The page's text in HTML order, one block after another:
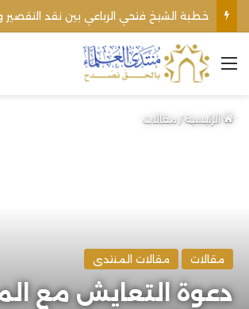
القائمة
الرئيسية/مقالات
مقالات مقالات المنتدى
دعوة التعايش مع